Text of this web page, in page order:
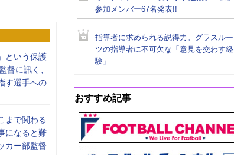
という保護
督に訊く、
す選手への
まで関わる
になると難
カー部監督
参加メンバー67名発表!!
指導者に求められる説得力。グラスルー
ツの指導者に不可欠な「意見を交わす経
験」
おすすめ記事